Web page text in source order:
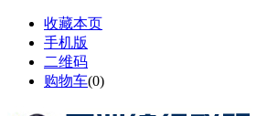
收藏本页
手机版
二维码
购物车(0)